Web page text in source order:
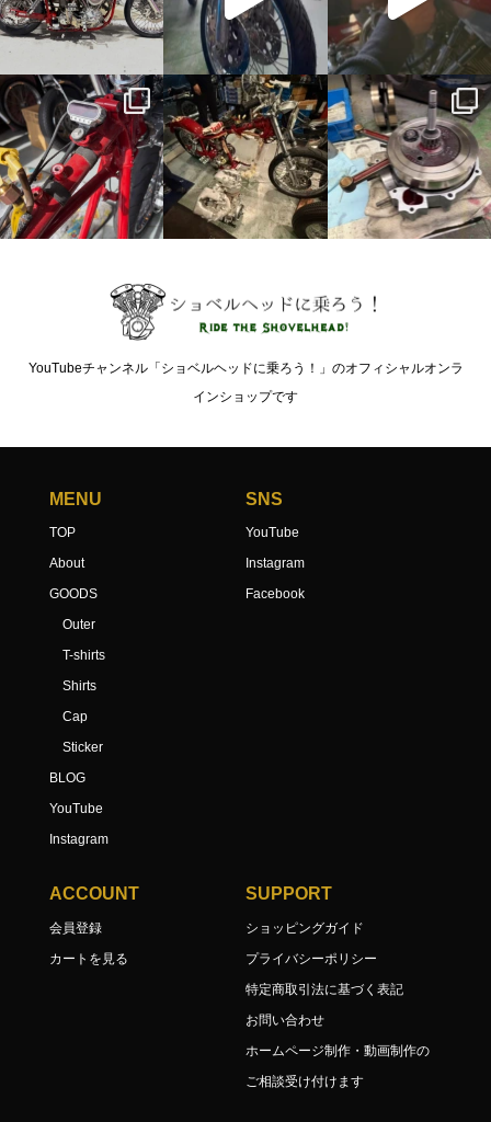
YouTubeチャンネル「ショベルヘッドに乗ろう！」のオフィシャルオンラ
インショップです
MENU
TOP
About
GOODS
Outer
T-shirts
Shirts
Cap
Sticker
BLOG
YouTube
Instagram
SNS
YouTube
Instagram
Facebook
ACCOUNT
会員登録
カートを見る
SUPPORT
ショッピングガイド
プライバシーポリシー
特定商取引法に基づく表記
お問い合わせ
ホームページ制作・動画制作の
ご相談受け付けます